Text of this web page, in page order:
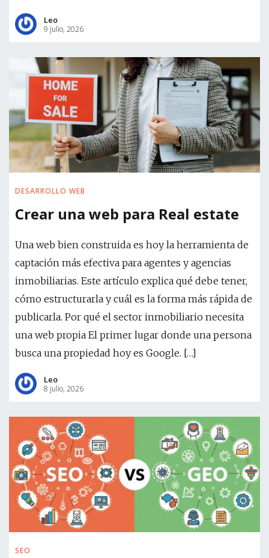
Leo
9 julio, 2026
DESARROLLO WEB
Crear una web para Real estate
Una web bien construida es hoy la herramienta de
captación más efectiva para agentes y agencias
inmobiliarias. Este artículo explica qué debe tener,
cómo estructurarla y cuál es la forma más rápida de
publicarla. Por qué el sector inmobiliario necesita
una web propia El primer lugar donde una persona
busca una propiedad hoy es Google. […]
Leo
8 julio, 2026
SEO